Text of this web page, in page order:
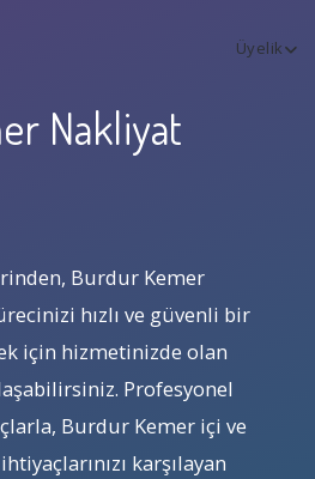
Üyelik
Nakliyat
Burdur Kemer
hızlı ve güvenli bir
için hizmetinizde olan
Profesyonel
Burdur Kemer içi ve
karşılayan